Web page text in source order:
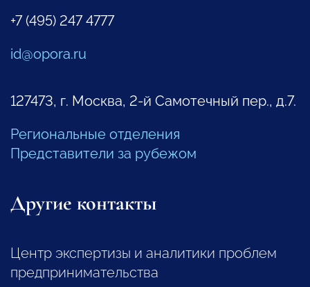
+7 (495) 247 4777
id@opora.ru
127473, г. Москва, 2-й Самотечный пер., д.7.
Региональные отделения
Представители за рубежом
Другие контакты
Центр экспертизы и аналитики проблем
предпринимательства